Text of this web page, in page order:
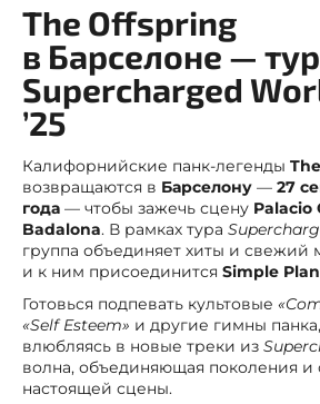
The Offspring
в Барселоне — тур
Supercharged
’25
Калифорнийские панк-легенды
возвращаются в Барселону — 27
года — чтобы зажечь сцену Palacio
Badalona. В рамках тура
группа объединяет хиты и свежий
и к ним присоединится Simple Plan
Готовься подпевать культовые
«Self Esteem» и другие гимны
влюбляясь в новые треки из
волна, объединяющая поколения и
настоящей сцены.